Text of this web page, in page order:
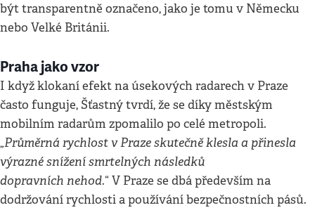
být transparentně označeno, jako je tomu v Německu
nebo Velké Británii.
Praha jako vzor
I když klokaní efekt na úsekových radarech v Praze
často funguje, Šťastný tvrdí, že se díky městským
mobilním radarům zpomalilo po celé metropoli.
„Průměrná rychlost v Praze skutečně klesla a přinesla
výrazné snížení smrtelných následků
dopravních nehod.“ V Praze se dbá především na
dodržování rychlosti a používání bezpečnostních pásů.